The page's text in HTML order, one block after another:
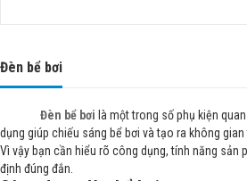
Đèn bể bơi
Đèn bể bơi là một trong số phụ kiện
dụng giúp chiếu sáng bể bơi và tạo ra không
Vì vậy bạn cần hiểu rõ công dụng, tính năng sản
định đúng đắn.